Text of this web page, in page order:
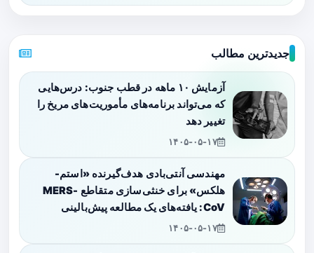
جدیدترین مطالب
آزمایش ۱۰ ماهه در قطب جنوب: درس‌هایی
که می‌تواند برنامه‌های مأموریت‌های مریخ را
تغییر دهد
۱۴۰۵-۰۵-۱۷
مهندسی آنتی‌بادی هدف‌گیرنده «استم-
هلکس» برای خنثی‌سازی متقاطع MERS-
CoV: یافته‌های یک مطالعه پیش‌بالینی
۱۴۰۵-۰۵-۱۷